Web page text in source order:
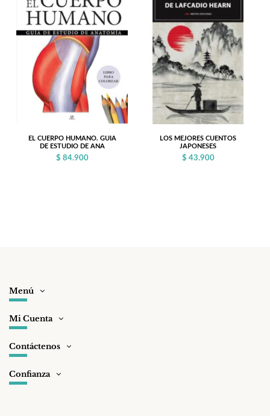
EL CUERPO HUMANO. GUIA
DE ESTUDIO DE ANA
$ 84.900
LOS MEJORES CUENTOS
JAPONESES
$ 43.900
Menú
Mi Cuenta
Contáctenos
Confianza